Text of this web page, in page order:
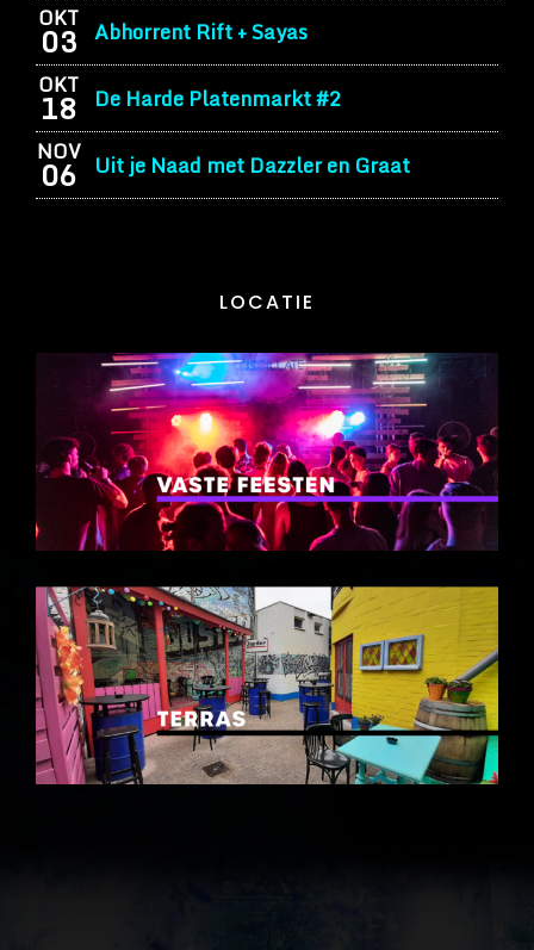
OKT
03 Abhorrent Rift + Sayas
OKT
18 De Harde Platenmarkt #2
NOV
06 Uit je Naad met Dazzler en Graat
LOCATIE